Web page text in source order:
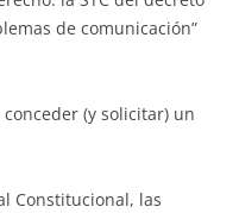
de comunicación”
conceder (y solicitar) un
Constitucional, las